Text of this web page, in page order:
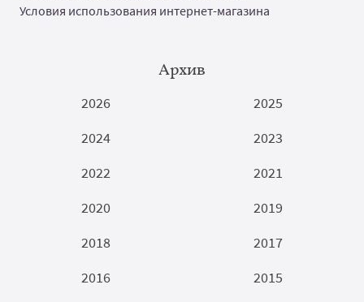
Условия использования интернет-магазина
Архив
2026
2025
2024
2023
2022
2021
2020
2019
2018
2017
2016
2015